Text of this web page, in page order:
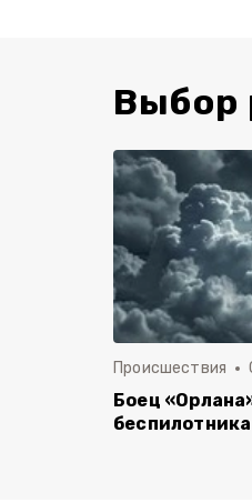
Выбор
Происшествия
Боец